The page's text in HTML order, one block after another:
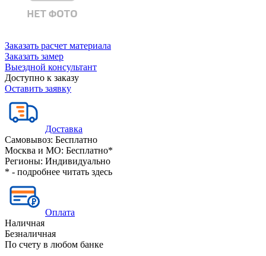
Заказать расчет материала
Заказать замер
Выездной консультант
Доступно к заказу
Оставить заявку
Доставка
Самовывоз: Бесплатно
Москва и МО: Бесплатно*
Регионы: Индивидуально
* - подробнее читать здесь
Оплата
Наличная
Безналичная
По счету в любом банке